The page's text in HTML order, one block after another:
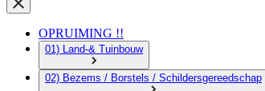
OPRUIMING !!
01) Land-& Tuinbouw
02) Bezems / Borstels / Schildersgereedschap